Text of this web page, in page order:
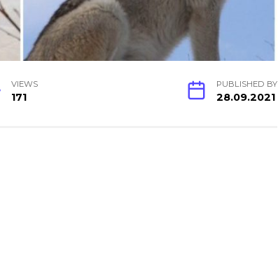
VIEWS
171
PUBLISHED BY
28.09.2021